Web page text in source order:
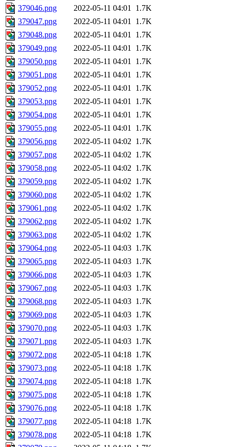
379046.png
2022-05-11 04:01 1.7K
379047.png
2022-05-11 04:01 1.7K
379048.png
2022-05-11 04:01 1.7K
379049.png
2022-05-11 04:01 1.7K
379050.png
2022-05-11 04:01 1.7K
379051.png
2022-05-11 04:01 1.7K
379052.png
2022-05-11 04:01 1.7K
379053.png
2022-05-11 04:01 1.7K
379054.png
2022-05-11 04:01 1.7K
379055.png
2022-05-11 04:01 1.7K
379056.png
2022-05-11 04:02 1.7K
379057.png
2022-05-11 04:02 1.7K
379058.png
2022-05-11 04:02 1.7K
379059.png
2022-05-11 04:02 1.7K
379060.png
2022-05-11 04:02 1.7K
379061.png
2022-05-11 04:02 1.7K
379062.png
2022-05-11 04:02 1.7K
379063.png
2022-05-11 04:02 1.7K
379064.png
2022-05-11 04:03 1.7K
379065.png
2022-05-11 04:03 1.7K
379066.png
2022-05-11 04:03 1.7K
379067.png
2022-05-11 04:03 1.7K
379068.png
2022-05-11 04:03 1.7K
379069.png
2022-05-11 04:03 1.7K
379070.png
2022-05-11 04:03 1.7K
379071.png
2022-05-11 04:03 1.7K
379072.png
2022-05-11 04:18 1.7K
379073.png
2022-05-11 04:18 1.7K
379074.png
2022-05-11 04:18 1.7K
379075.png
2022-05-11 04:18 1.7K
379076.png
2022-05-11 04:18 1.7K
379077.png
2022-05-11 04:18 1.7K
379078.png
2022-05-11 04:18 1.7K